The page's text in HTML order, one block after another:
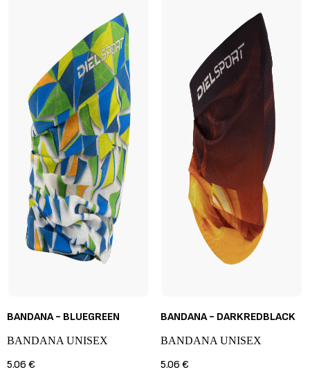
BANDANA - BLUEGREEN
BANDANA UNISEX
5.06 €
BANDANA - DARKREDBLACK
BANDANA UNISEX
5.06 €